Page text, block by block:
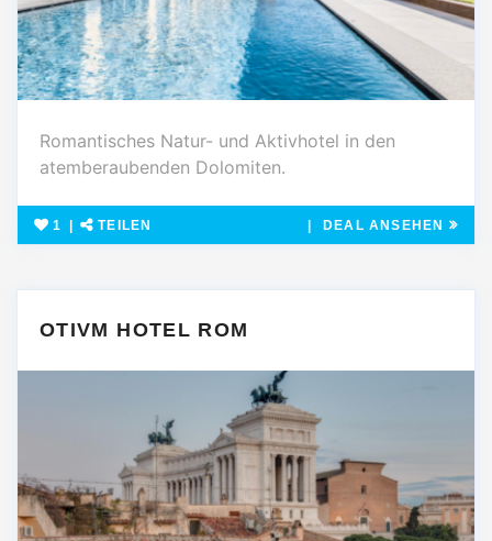
Romantisches Natur- und Aktivhotel in den
atemberaubenden Dolomiten.
1 TEILEN DEAL ANSEHEN
OTIVM HOTEL ROM